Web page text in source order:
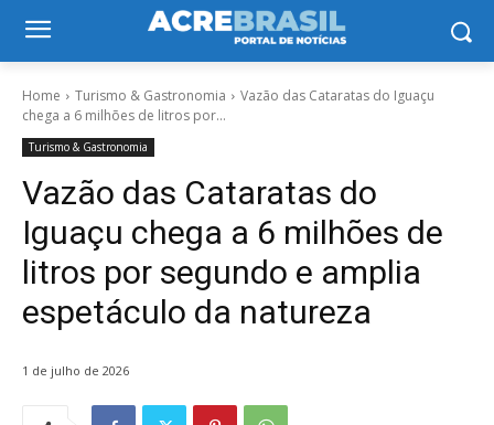
Home Turismo & Gastronomia
Vazão das Cataratas do Iguaçu
chega a 6 milhões de litros por...
Turismo & Gastronomia
Vazão das Cataratas do
Iguaçu chega a 6 milhões de
litros por segundo e amplia
espetáculo da natureza
1 de julho de 2026